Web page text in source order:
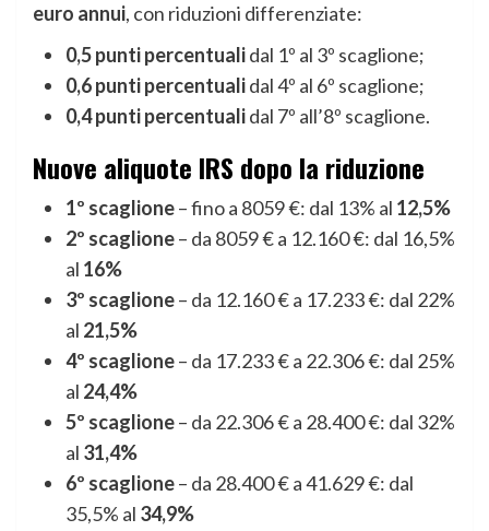
euro annui, con riduzioni differenziate:
0,5 punti percentualidal 1º al 3º scaglione;
0,6 punti percentualidal 4º al 6º scaglione;
0,4 punti percentualidal 7º all’8º scaglione.
Nuove aliquote IRS dopo la riduzione
1º scaglione– fino a 8059 €: dal 13% al 12,5%
2º scaglione– da 8059 € a 12.160 €: dal 16,5%
al 16%
3º scaglione– da 12.160 € a 17.233 €: dal 22%
al 21,5%
4º scaglione– da 17.233 € a 22.306 €: dal 25%
al 24,4%
5º scaglione– da 22.306 € a 28.400 €: dal 32%
al 31,4%
6º scaglione– da 28.400 € a 41.629 €: dal
35,5% al 34,9%